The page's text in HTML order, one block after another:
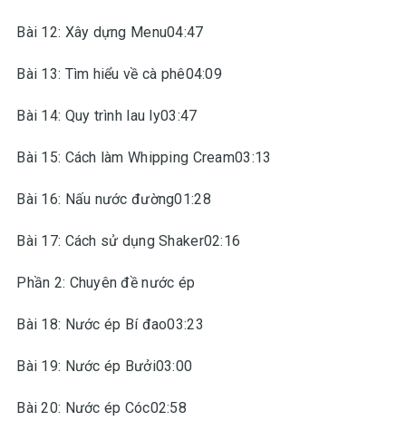
Bài 12: Xây dựng Menu04:47
Bài 13: Tìm hiểu về cà phê04:09
Bài 14: Quy trình lau ly03:47
Bài 15: Cách làm Whipping Cream03:13
Bài 16: Nấu nước đường01:28
Bài 17: Cách sử dụng Shaker02:16
Phần 2: Chuyên đề nước ép
Bài 18: Nước ép Bí đao03:23
Bài 19: Nước ép Bưởi03:00
Bài 20: Nước ép Cóc02:58